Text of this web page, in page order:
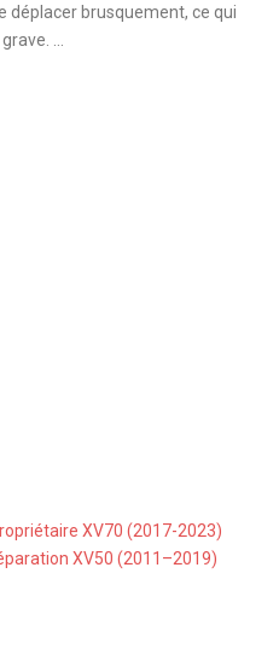
déplacer brusquement, ce qui
...
XV70 (2017-2023)
XV50 (2011–2019)